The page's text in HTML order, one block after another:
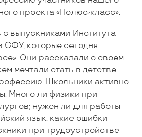
проекта «Полюс-класс».
с выпускниками Института
СФУ, которые сегодня
Они рассказали о своем
мечтали стать в детстве
Школьники активно
Много ли физики при
нужен ли для работы
язык, какие ошибки
при трудоустройстве